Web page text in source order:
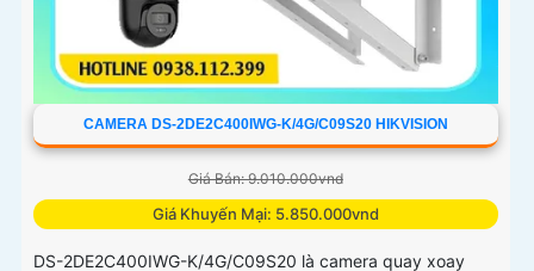
CAMERA DS-2DE2C400IWG-K/4G/C09S20 HIKVISION
Giá Bán: 9.010.000vnd
Giá Khuyến Mại: 5.850.000vnd
DS-2DE2C400IWG-K/4G/C09S20 là camera quay xoay